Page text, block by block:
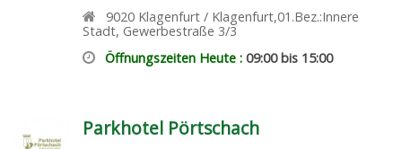
9020 Klagenfurt / Klagenfurt,01.Bez.:Innere
Stadt, Gewerbestraße 3/3
Öffnungszeiten Heute :09:00 bis 15:00
Parkhotel Pörtschach